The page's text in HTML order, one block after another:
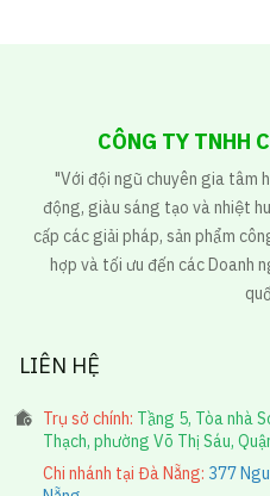
CÔNG TY TNHH
"Với đội ngũ chuyên gia tâm
động, giàu sáng tạo và nhiệt
cấp các giải pháp, sản phẩm
hợp và tối ưu đến các Doanh
LIÊN HỆ
Trụ sở chính: Tầng 5, Tòa nhà
Thạch, phường Võ Thị Sáu,
Chi nhánh tại Đà Nẵng: 377